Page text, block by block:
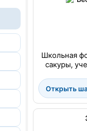
Школьная
сакуры,
Открыть